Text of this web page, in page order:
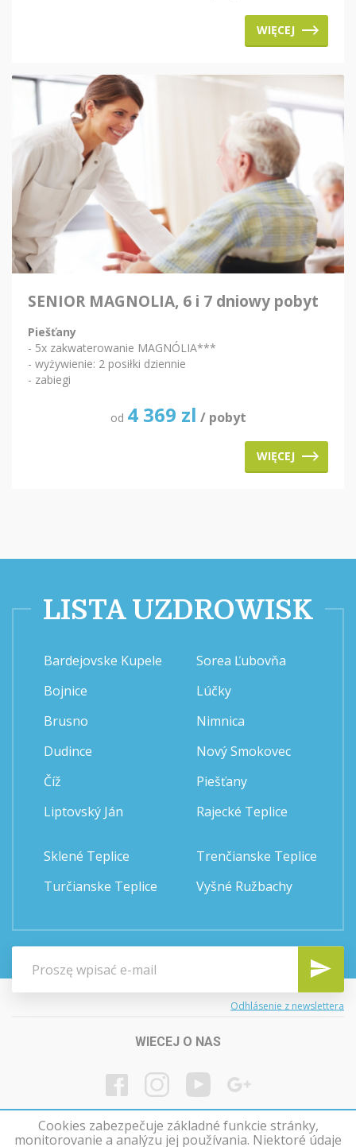
WIĘCEJ
SENIOR MAGNOLIA, 6 i 7 dniowy pobyt
Piešťany
- 5x zakwaterowanie MAGNÓLIA***
- wyżywienie: 2 posiłki dziennie
- zabiegi
od 4 369 zl / pobyt
WIĘCEJ
LISTA UZDROWISK
Bardejovske Kupele
Bojnice
Brusno
Dudince
Číž
Liptovský Ján
Sorea Ľubovňa
Lúčky
Nimnica
Nový Smokovec
Piešťany
Rajecké Teplice
Sklené Teplice
Turčianske Teplice
Trenčianske Teplice
Vyšné Ružbachy
Odhlásenie z newslettera
WIECEJ O NAS
Cookies zabezpečuje základné funkcie stránky,
monitorovanie a analýzu jej používania. Niektoré údaje